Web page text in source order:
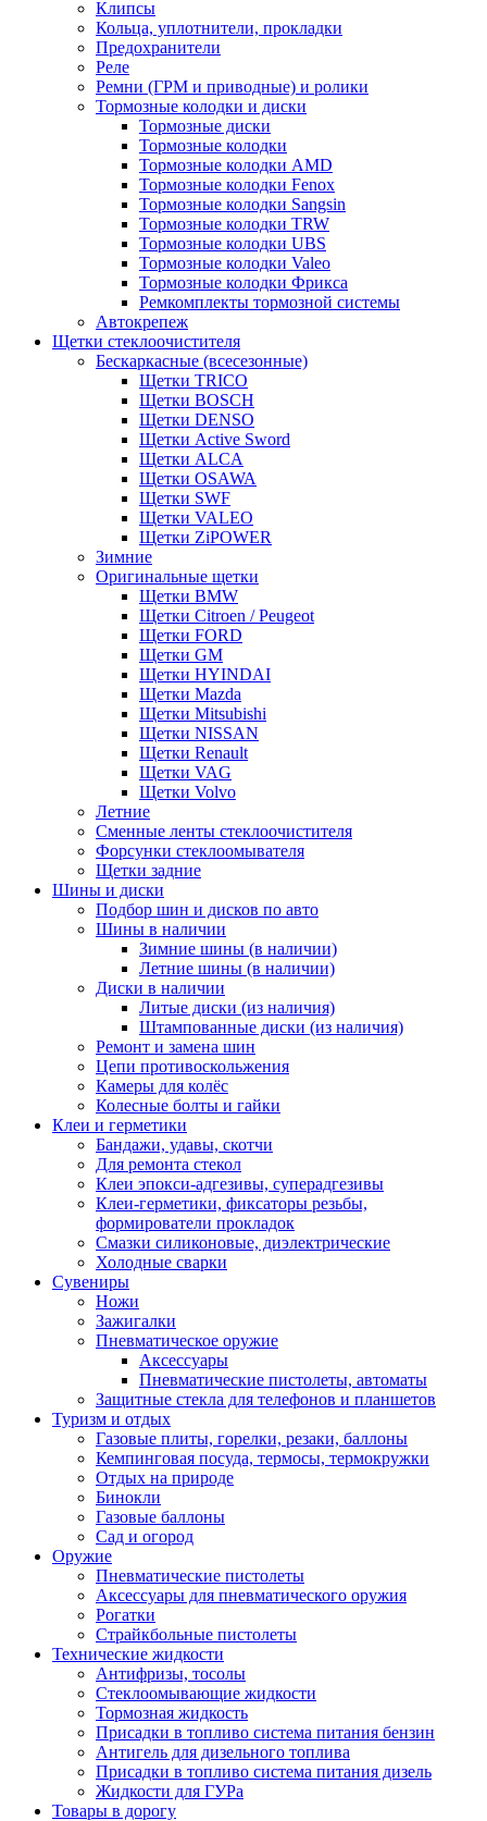
Клипсы
Кольца, уплотнители, прокладки
Предохранители
Реле
Ремни (ГРМ и приводные) и ролики
Тормозные колодки и диски
Тормозные диски
Тормозные колодки
Тормозные колодки AMD
Тормозные колодки Fenox
Тормозные колодки Sangsin
Тормозные колодки TRW
Тормозные колодки UBS
Тормозные колодки Valeo
Тормозные колодки Фрикса
Ремкомплекты тормозной системы
Автокрепеж
Щетки стеклоочистителя
Бескаркасные (всесезонные)
Щетки TRICO
Щетки BOSCH
Щетки DENSO
Щетки Active Sword
Щетки ALCA
Щетки OSAWA
Щетки SWF
Щетки VALEO
Щетки ZiPOWER
Зимние
Оригинальные щетки
Щетки BMW
Щетки Citroen / Peugeot
Щетки FORD
Щетки GM
Щетки HYINDAI
Щетки Mazda
Щетки Mitsubishi
Щетки NISSAN
Щетки Renault
Щетки VAG
Щетки Volvo
Летние
Сменные ленты стеклоочистителя
Форсунки стеклоомывателя
Щетки задние
Шины и диски
Подбор шин и дисков по авто
Шины в наличии
Зимние шины (в наличии)
Летние шины (в наличии)
Диски в наличии
Литые диски (из наличия)
Штампованные диски (из наличия)
Ремонт и замена шин
Цепи противоскольжения
Камеры для колёс
Колесные болты и гайки
Клеи и герметики
Бандажи, удавы, скотчи
Для ремонта стекол
Клеи эпокси-адгезивы, суперадгезивы
Клеи-герметики, фиксаторы резьбы,
формирователи прокладок
Смазки силиконовые, диэлектрические
Холодные сварки
Сувениры
Ножи
Зажигалки
Пневматическое оружие
Аксессуары
Пневматические пистолеты, автоматы
Защитные стекла для телефонов и планшетов
Туризм и отдых
Газовые плиты, горелки, резаки, баллоны
Кемпинговая посуда, термосы, термокружки
Отдых на природе
Бинокли
Газовые баллоны
Сад и огород
Оружие
Пневматические пистолеты
Аксессуары для пневматического оружия
Рогатки
Страйкбольные пистолеты
Технические жидкости
Антифризы, тосолы
Стеклоомывающие жидкости
Тормозная жидкость
Присадки в топливо система питания бензин
Антигель для дизельного топлива
Присадки в топливо система питания дизель
Жидкости для ГУРа
Товары в дорогу